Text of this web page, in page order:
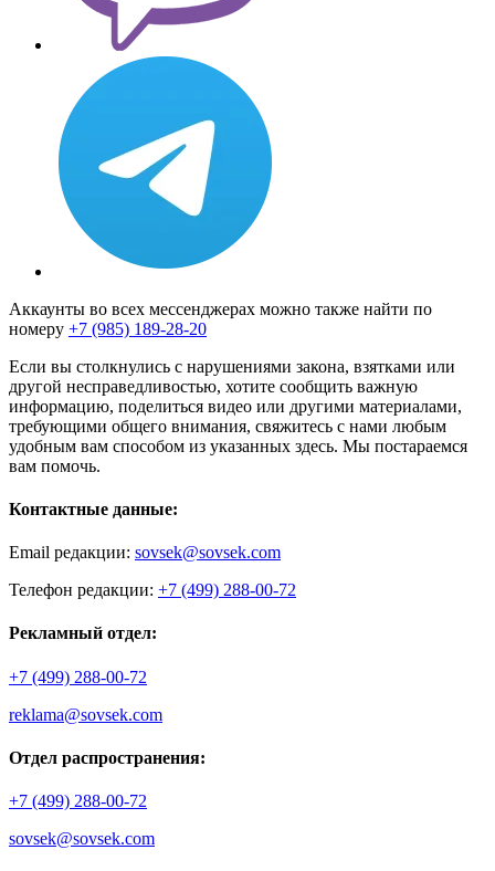
Аккаунты во всех мессенджерах можно также найти по
номеру +7 (985) 189-28-20
Если вы столкнулись с нарушениями закона, взятками или
другой несправедливостью, хотите сообщить важную
информацию, поделиться видео или другими материалами,
требующими общего внимания, свяжитесь с нами любым
удобным вам способом из указанных здесь. Мы постараемся
вам помочь.
Контактные данные:
Email редакции: sovsek@sovsek.com
Телефон редакции: +7 (499) 288-00-72
Рекламный отдел:
+7 (499) 288-00-72
reklama@sovsek.com
Отдел распространения:
+7 (499) 288-00-72
sovsek@sovsek.com